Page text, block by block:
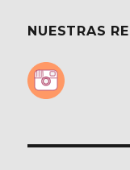
NUESTRAS